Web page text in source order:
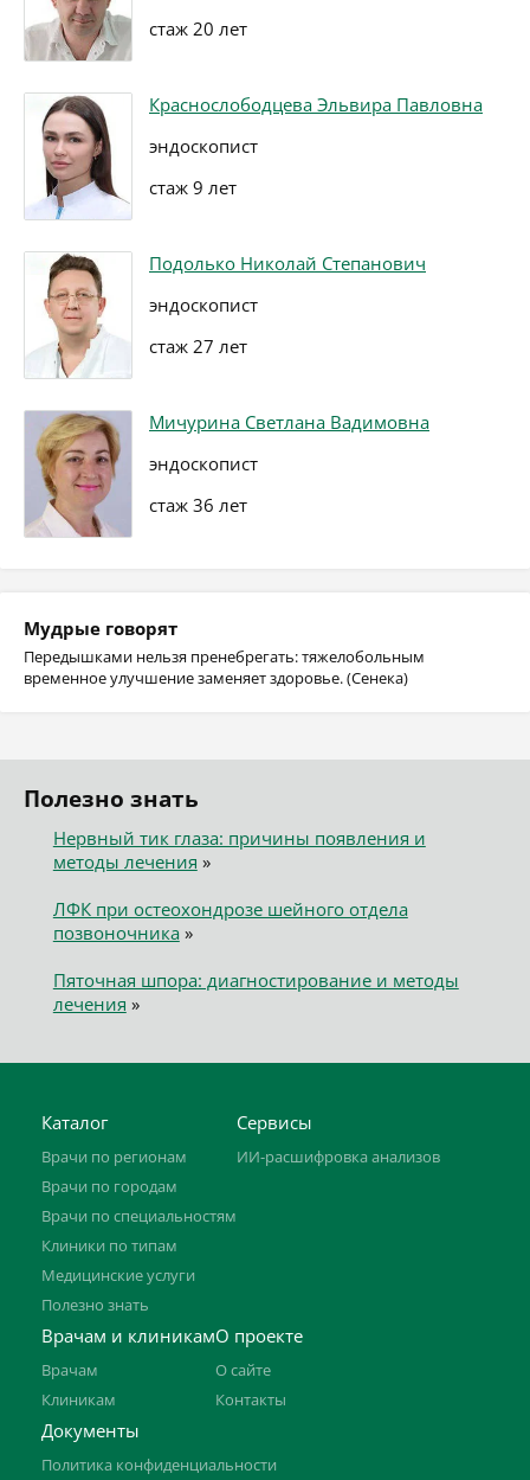
стаж 20 лет
Краснослободцева Эльвира Павловна
эндоскопист
стаж 9 лет
Подолько Николай Степанович
эндоскопист
стаж 27 лет
Мичурина Светлана Вадимовна
эндоскопист
стаж 36 лет
Мудрые говорят
Передышками нельзя пренебрегать: тяжелобольным
временное улучшение заменяет здоровье. (Сенека)
Полезно знать
Нервный тик глаза: причины появления и
методы лечения »
ЛФК при остеохондрозе шейного отдела
позвоночника»
Пяточная шпора: диагностирование и методы
лечения »
Каталог
Врачи по регионам
Врачи по городам
Врачи по специальностям
Клиники по типам
Медицинские услуги
Полезно знать
Сервисы
ИИ-расшифровка анализов
Врачам и клиникам
Врачам
Клиникам
О проекте
О сайте
Контакты
Документы
Политика конфиденциальности